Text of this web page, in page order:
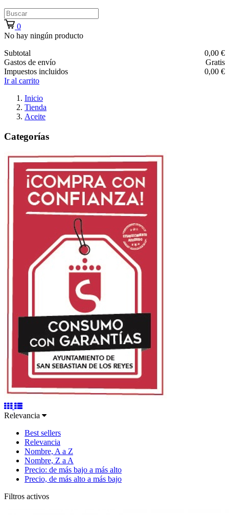
0
No hay ningún producto
Subtotal
0,00 €
Gastos de envío
Gratis
Impuestos incluidos
0,00 €
Ir al carrito
Inicio
Tienda
Aceite
Categorías
Relevancia
Best sellers
Relevancia
Nombre, A a Z
Nombre, Z a A
Precio: de más bajo a más alto
Precio, de más alto a más bajo
Filtros activos